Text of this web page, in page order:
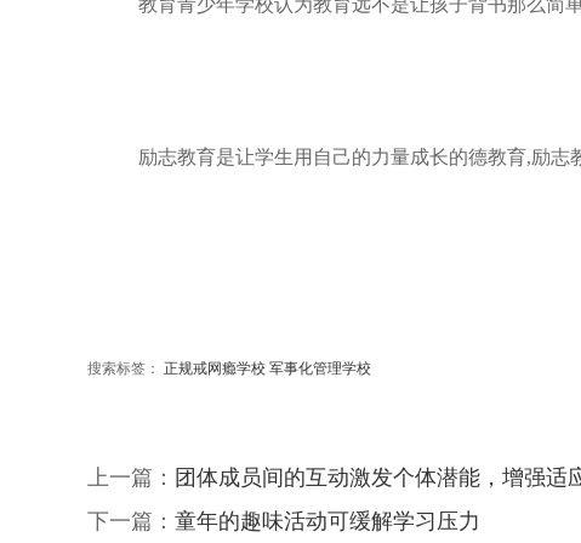
教育青少年学校认为教育远不是让孩子背书那么简
励志教育是让学生用自己的力量成长的德教育,励志
搜索标签： 正规戒网瘾学校 军事化管理学校
上一篇： 团体成员间的互动激发个体潜能，增强适
下一篇： 童年的趣味活动可缓解学习压力